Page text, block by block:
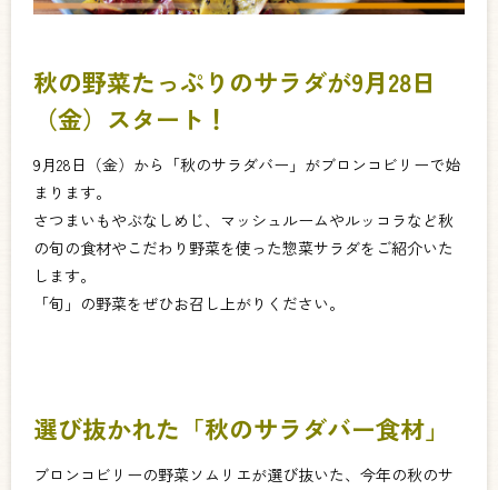
秋の野菜たっぷりのサラダが9月28日
（金）スタート！
9月28日（金）から「秋のサラダバー」がブロンコビリーで始
まります。
さつまいもやぶなしめじ、マッシュルームやルッコラなど秋
の旬の食材やこだわり野菜を使った惣菜サラダをご紹介いた
します。
「旬」の野菜をぜひお召し上がりください。
選び抜かれた「秋のサラダバー食材」
ブロンコビリーの野菜ソムリエが選び抜いた、今年の秋のサ